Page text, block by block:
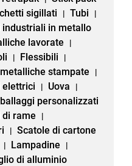
sigillati | Tubi |
industriali in metallo
lavorate |
| Flessibili |
stampate |
elettrici | Uova |
personalizzati
di rame |
| Scatole di cartone
| Lampadine |
di alluminio